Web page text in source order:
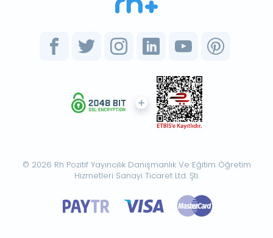
© 2026 Rh Pozitif Yayıncılık Danışmanlık Ve Eğitim Öğretim
Hizmetleri Sanayi Ticaret Ltd. Şti.